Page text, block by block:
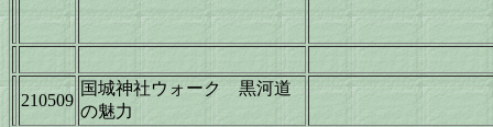
210509
国城神社ウォーク 黒河道
の魅力